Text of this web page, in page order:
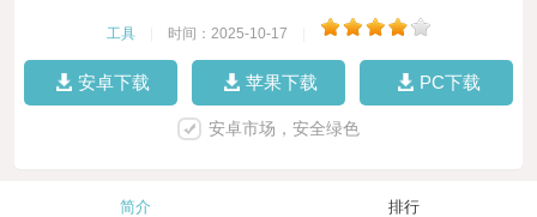
工具 时间：2025-10-17
安卓下载 苹果下载 PC下载
安卓市场，安全绿色
简介 排行